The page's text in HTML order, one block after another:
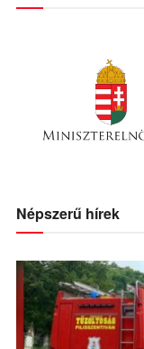
Népszerű hírek